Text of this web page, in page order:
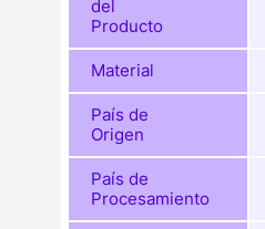
del
Producto
Material
País de
Origen
País de
Procesamiento